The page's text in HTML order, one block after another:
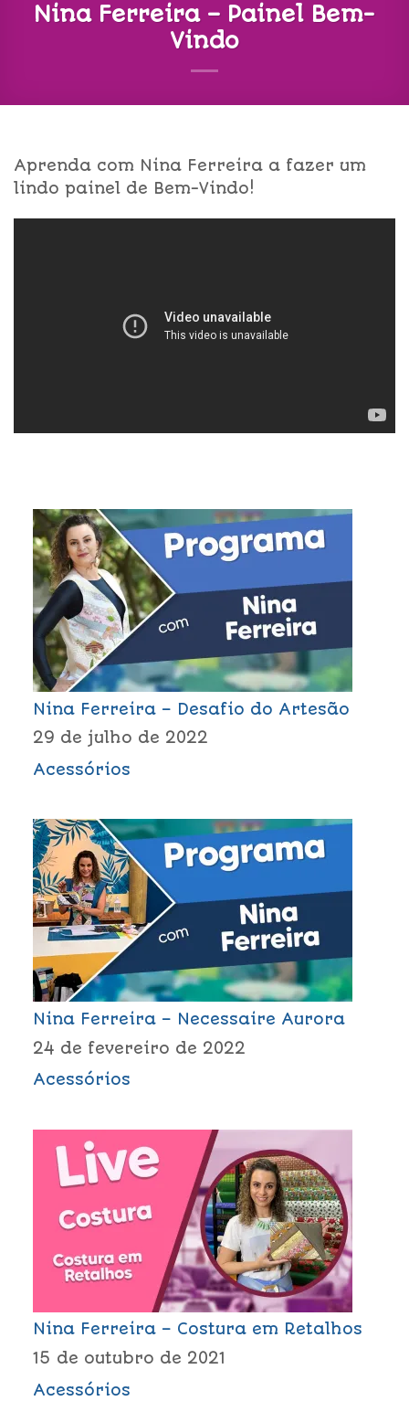
Nina Ferreira – Painel Bem-
Vindo
Aprenda com Nina Ferreira a fazer um
lindo painel de Bem-Vindo!
Nina Ferreira – Desafio do Artesão
29 de julho de 2022
Acessórios
Nina Ferreira – Necessaire Aurora
24 de fevereiro de 2022
Acessórios
Nina Ferreira – Costura em Retalhos
15 de outubro de 2021
Acessórios